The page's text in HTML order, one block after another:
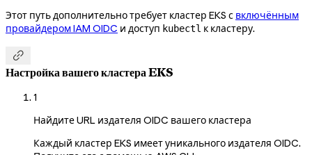
Этот путь дополнительно требует кластер EKS с включённым
провайдером IAM OIDC и доступ kubectl к кластеру.

Настройка вашего кластера EKS
1
Найдите URL издателя OIDC вашего кластера
Каждый кластер EKS имеет уникального издателя OIDC.